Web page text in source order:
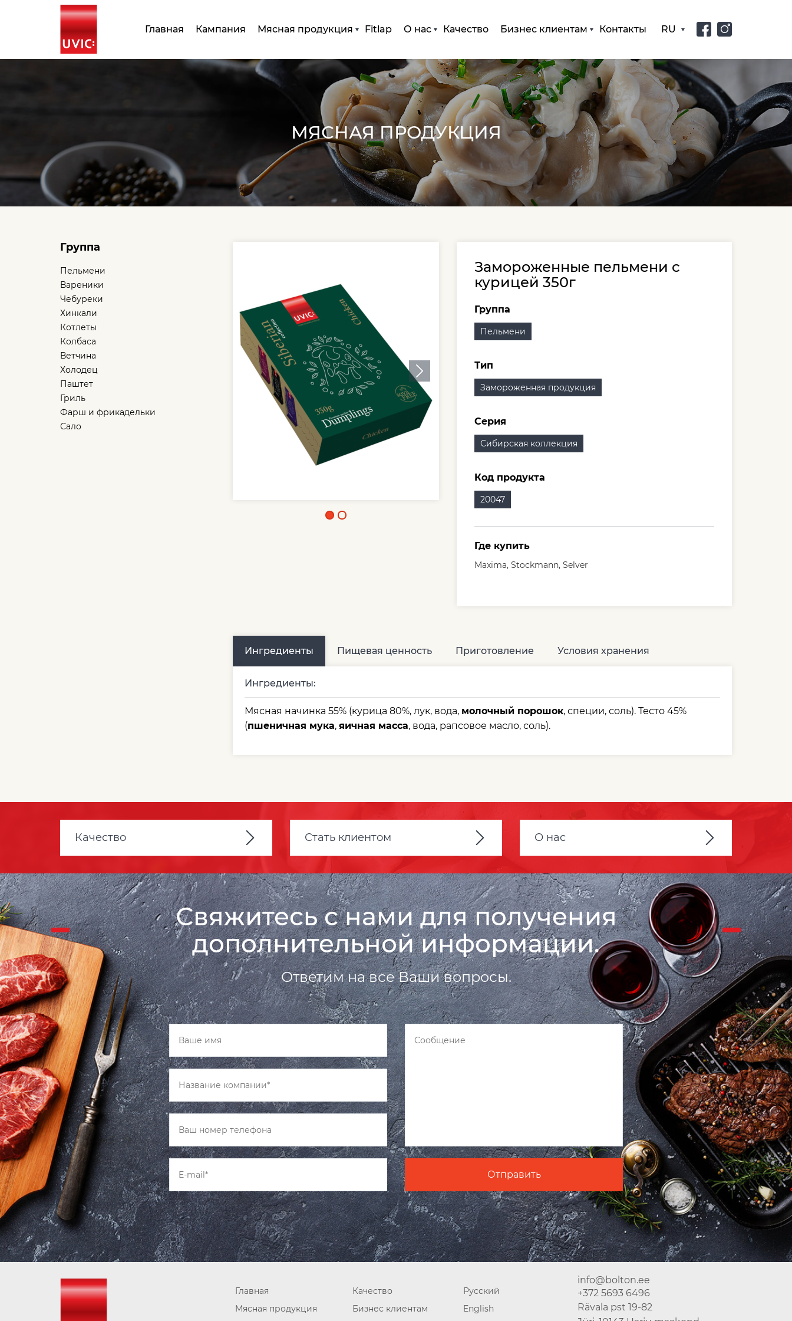
RU
Главная Кампания Мясная продукция Fitlap О нас Качество Бизнес клиентам Контакты
МЯСНАЯ ПРОДУКЦИЯ
Группа
Пельмени
Вареники
Чебуреки
Хинкали
Котлеты
Колбаса
Ветчина
Холодец
Паштет
Гриль
Фарш и фрикадельки
Сало
Замороженные пельмени с
курицей 350г
Группа
Пельмени
Тип
Замороженная продукция
Серия
Сибирская коллекция
Код продукта
20047
Где купить
Maxima, Stockmann, Selver
Ингредиенты Пищевая ценность Приготовление Условия хранения
Ингредиенты:
Мясная начинка 55% (курица 80%, лук, вода, молочный порошок, специи, соль). Тесто 45%
(пшеничная мука, яичная масса, вода, рапсовое масло, соль).
Качество Стать клиентом О нас
Свяжитесь с нами для получения
дополнительной информации.
Ответим на все Ваши вопросы.
Главная
Мясная продукция
Качество
Бизнес клиентам
Русский
English
info@bolton.ee
+372 5693 6496
Rävala pst 19-82